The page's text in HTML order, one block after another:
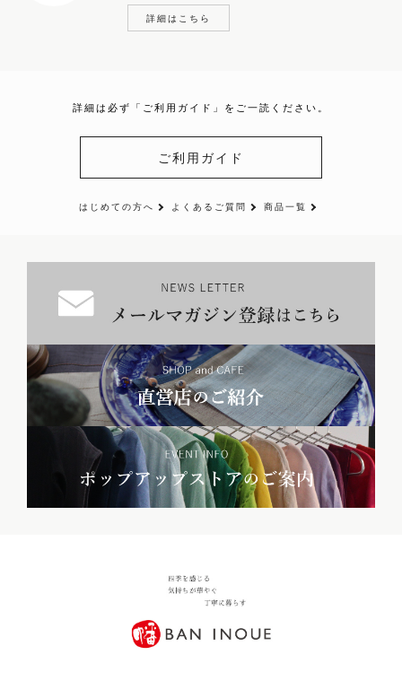
詳細はこちら
詳細は必ず「ご利用ガイド」をご一読ください。
ご利用ガイド
はじめての方へ よくあるご質問 商品一覧